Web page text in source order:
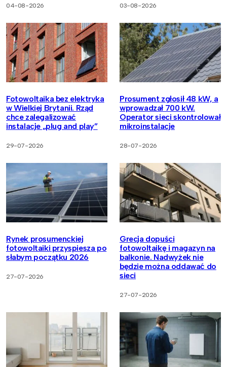
04-08-2026 03-08-2026
Fotowoltaika bez elektryka
w Wielkiej Brytanii. Rząd
chce zalegalizować
instalacje „plug and play”
29-07-2026
Prosument zgłosił 48 kW, a
wprowadzał 700 kW.
Operator sieci skontrolował
mikroinstalacje
28-07-2026
Rynek prosumenckiej
fotowoltaiki przyspiesza po
słabym początku 2026
27-07-2026
Grecja dopuści
fotowoltaikę i magazyn na
balkonie. Nadwyżek nie
będzie można oddawać do
sieci
27-07-2026